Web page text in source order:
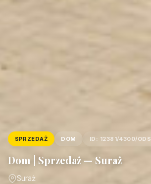
SPRZEDAŻ DOM ID: 12381/4300/ODS
Dom | Sprzedaż — Suraż
Suraż